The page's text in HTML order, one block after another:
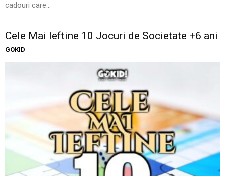
cadouri care...
Cele Mai Ieftine 10 Jocuri de Societate +6 ani
GOKID